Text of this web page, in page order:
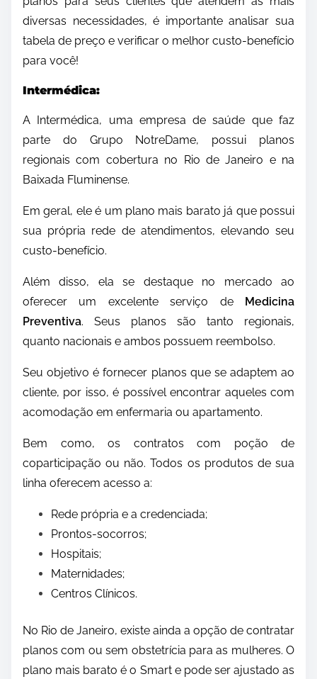
diversas necessidades, é importante analisar sua
tabela de preço e verificar o melhor custo-benefício
para você!
Intermédica:
A Intermédica, uma empresa de saúde que faz
parte do Grupo NotreDame, possui planos
regionais com cobertura no Rio de Janeiro e na
Baixada Fluminense.
Em geral, ele é um plano mais barato já que possui
sua própria rede de atendimentos, elevando seu
custo-benefício.
Além disso, ela se destaque no mercado ao
oferecer um excelente serviço de
Medicina
Preventiva. Seus planos são tanto regionais,
quanto nacionais e ambos possuem reembolso.
Seu objetivo é fornecer planos que se adaptem ao
cliente, por isso, é possível encontrar aqueles com
acomodação em enfermaria ou apartamento.
Bem como, os contratos com poção de
coparticipação ou não. Todos os produtos de sua
linha oferecem acesso a:
Rede própria e a credenciada;
Prontos-socorros;
Hospitais;
Maternidades;
Centros Clínicos.
No Rio de Janeiro, existe ainda a opção de contratar
planos com ou sem obstetrícia para as mulheres. O
plano mais barato é o Smart e pode ser ajustado as